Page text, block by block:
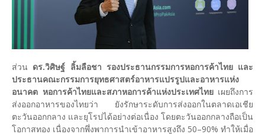
ส่วน ดร.วิศิษฐ์ ลิ้มลือชา รองประธานกรรมการหอการค้าไทย และ
ประธานคณะกรรมการยุทธศาสตร์อาหารแปรรูปและอาหารแห่ง
อนาคต หอการค้าไทยและสภาหอการค้าแห่งประเทศไทย เผยถึงการ
ส่งออกอาหารของไทยว่า ยังรักษาระดับการส่งออกในตลาดเอเชีย
ตะวันออกกลาง และยุโรปได้อย่างต่อเนื่อง โดยตะวันออกกลางถือเป็น
โอกาสทอง เนื่องจากพึ่งพาการนำเข้าอาหารสูงถึง 50–90% ทำให้เมื่อ